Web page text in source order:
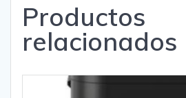
Productos
relacionados